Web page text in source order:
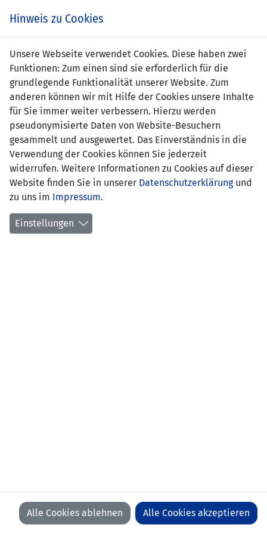
Sebastian Beck
Position: Mittelfeld
Geburtsdatum: 14. März 1994
aktueller Verein: FC Triesenberg
Anzahl Spiele: 0
Hinweis zu Cookies
Unsere Webseite verwendet Cookies. Diese haben zwei
Funktionen: Zum einen sind sie erforderlich für die
grundlegende Funktionalität unserer Website. Zum
anderen können wir mit Hilfe der Cookies unsere Inhalte
für Sie immer weiter verbessern. Hierzu werden
pseudonymisierte Daten von Website-Besuchern
gesammelt und ausgewertet. Das Einverständnis in die
Verwendung der Cookies können Sie jederzeit
widerrufen. Weitere Informationen zu Cookies auf dieser
Website finden Sie in unserer Datenschutzerklärungund
zu uns im Impressum.
Einstellungen
Alle Cookies ablehnen Alle Cookies akzeptieren